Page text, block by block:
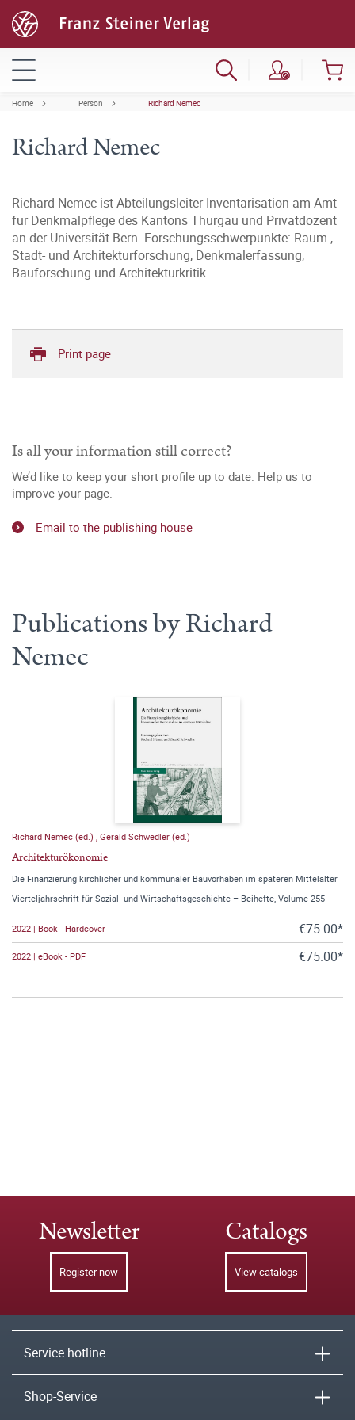
Home Person Richard Nemec
Richard Nemec
Richard Nemec ist Abteilungsleiter Inventarisation am Amt
für Denkmalpflege des Kantons Thurgau und Privatdozent
an der Universität Bern. Forschungsschwerpunkte: Raum-,
Stadt- und Architekturforschung, Denkmalerfassung,
Bauforschung und Architekturkritik.
Print page
Is all your information still correct?
We’d like to keep your short profile up to date. Help us to
improve your page.
Email to the publishing house
Publications by Richard
Nemec
Richard Nemec (ed.) Gerald Schwedler (ed.)
Architekturökonomie
Die Finanzierung kirchlicher und kommunaler Bauvorhaben im späteren Mittelalter
Vierteljahrschrift für Sozial- und Wirtschaftsgeschichte – Beihefte, Volume 255
2022 | Book - Hardcover €75.00*
2022 | eBook - PDF €75.00*
Newsletter
Register now
Catalogs
View catalogs
Service hotline
Shop-Service